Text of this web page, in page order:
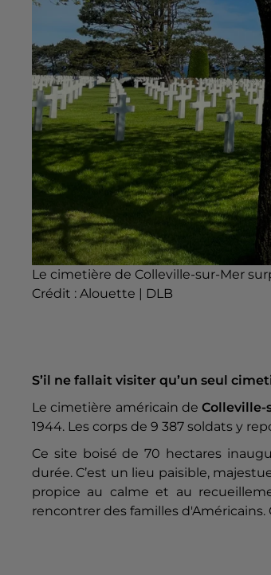
Le cimetière de Colleville-sur-Mer
Crédit : Alouette | DLB
S’il ne fallait visiter qu’un seul
Le cimetière américain deColleville-
1944. Les corps de 9 387 soldats y
Ce site boisé de 70 hectares
durée. C’est un lieu paisible,
propice au calme et au
rencontrer des familles d'Américains.